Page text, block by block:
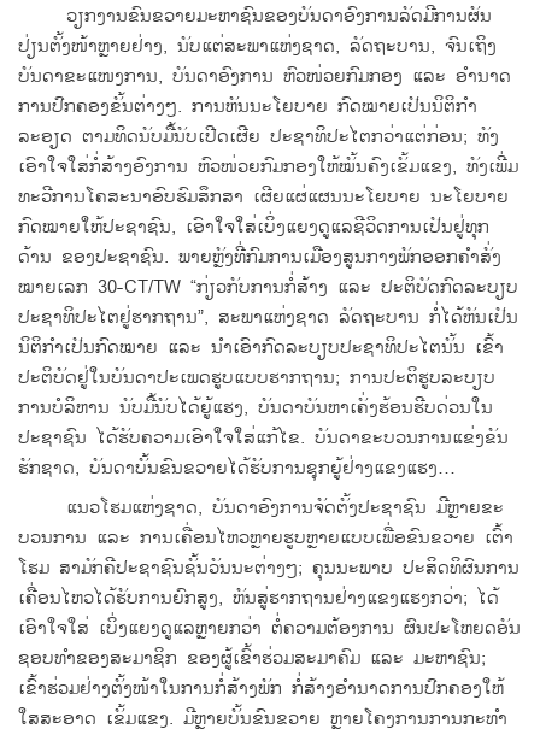
ວຽກ​ງານ​ຂົນຂວາຍ​ມະຫາຊົນ​ຂອງ​ບັນດາ​ອົງການ​ລັດມີ​ການ​ຜັນ​
ປ່ຽນ​ຕັ້ງໜ້າ​ຫຼາຍ​ຢ່າງ, ນັບ​ແຕ່​ສະພາ​ແຫ່ງ​ຊາດ, ລັດຖະບານ, ຈົນ​​ເຖິງ
ບັນດາ​ຂະ​ແໜງ​ການ, ບັນດາ​ອົງການ ຫົວໜ່ວຍກົມ​ກອງ ​ແລະ ອຳນາດ​
ການ​ປົກຄອງ​ຂັ້ນ​ຕ່າງໆ. ການ​ຫັນ​ນະ​ໂຍບາຍ ກົດໝາຍ​ເປັນ​ນິຕິ​ກຳ
ລະອຽດ ຕາມ​ທິດ​ນັບ​ມື້​ນັບ​​ເປີດ​ເຜີຍ ປະຊາທິປະ​ໄຕ​ກວ່າ​​ແຕ່​ກ່ອນ; ທັງ​
ເອົາ​ໃຈ​ໃສ່​ກໍ່ສ້າງ​ອົງການ ຫົວໜ່ວຍກົມ​ກອງ​ໃຫ້​ໝັ້ນຄົງເຂັ້ມ​ແຂງ, ທັງ​ເພີ່ມ​
ທະວີ​ການ​ໂຄສະນາ​ອົບຮົມ​ສຶກສາ ​ເຜີຍ​ແຜ່​ແຜນ​ນະ​ໂຍບາຍ ນະ​ໂຍບາຍ
ກົດໝາຍ​ໃຫ້​ປະຊາຊົນ, ​ເອົາ​ໃຈ​ໃສ່​ເບິ່ງ​ແຍງ​ດູ​ແລ​ຊີວິດ​ການ​ເປັນ​ຢູ່​ທຸກ
ດ້ານ ​ຂອງ​ປະຊາຊົນ. ພາຍຫຼັງ​ທີ່​ກົມ​ການ​ເມືອງ​ສູນ​ກາງ​ພັກ​ອອກ​ຄຳ​ສັ່ງ​
ໝາຍ​​ເລກ 30-CT/TW “ກ່ຽວ​ກັບ​ການ​ກໍ່ສ້າງ ​ແລະ ປະຕິບັດ​ກົດ​ລະບຽບ​
ປະຊາທິປະ​ໄຕ​ຢູ່​ຮາກ​ຖານ”, ສະພາ​ແຫ່ງ​ຊາດ ລັດຖະບານ ກໍ່​ໄດ້​ຫັນ​ເປັນ​
ນິຕິ​ກຳ​ເປັນ​ກົດໝາຍ ​ແລະ ນຳ​ເອົາ​ກົດ​ລະບຽບ​ປະຊາທິປະ​ໄຕ​ນັ້ນ ​ເຂົ້າ​
ປະຕິບັດ​ຢູ່​ໃນ​ບັນດາ​ປະ​ເພດ​ຮູບ​ແບບ​ຮາກ​ຖານ; ການປະຕິ​ຮູບ​ລະບຽບ
ການ​ບໍລິຫານ ນັບ​ມື້​ນັບ​ໄດ້​ຍູ້​ແຮງ, ບັນດາ​ບັນຫາເຄັ່ງຮ້ອນ​ຮີບ​ດ່ວນ​ໃນ​
ປະຊາຊົນ ​ໄດ້​ຮັບ​ຄວາມ​ເອົາ​ໃຈ​ໃສ່​ແກ້​ໄຂ. ບັນດາ​ຂະ​ບວນການ​ແຂ່ງຂັນ​
ຮັກ​ຊາດ, ບັນດາ​ບັ້ນ​ຂົນຂວາຍ​ໄດ້​ຮັບ​ການ​ຊຸກຍູ້​ຢ່າງ​ແຂງ​ແຮງ…
​ແນວ​ໂຮມ​ແຫ່ງ​ຊາດ, ບັນດາ​ອົງການ​ຈັດ​ຕັ້ງປະຊາຊົນ ​​ມີ​ຫຼາຍ​ຂະ​
ບວນການ ​ແລະ ​ການ​ເຄື່ອນ​ໄຫວຫຼາຍຮູບຫຼາຍ​ແບບ​ເພື່ອ​ຂົນຂວາຍ ​ເຕົ້າ​
ໂຮມ ສາມັກຄີ​ປະຊາຊົນຊັ້ນ​ວັນນະ​ຕ່າງໆ; ຄຸນ​ນະພາ​ບ ປະສິດທິ​ຜົນ​ການ​
ເຄື່ອນ​ໄຫວ​ໄດ້​ຮັບ​ການ​ຍົກ​ສູງ, ຫັນ​ສູ່​ຮາກ​ຖານ​ຢ່າງ​ແຂງ​ແຮງ​ກວ່າ; ​​ໄດ້
ເອົາ​ໃຈ​ໃສ່ ​ເບິ່ງ​ແຍງ​ດູ​ແລຫຼາຍ​ກວ່າ ຕໍ່​ຄວາມ​ຕ້ອງການ ຜົນ​ປະ​ໂຫຍ​ດອັນ​
ຊອບ​ທຳ​ຂອງ​ສະມາຊິກ ຂອງ​ຜູ້​ເຂົ້າ​ຮ່ວມສະມາ​ຄົມ ​ແລະ ມະຫາຊົນ; ​
ເຂົ້າ​ຮ່ວມ​ຢ່າງ​ຕັ້ງໜ້າ​ໃນ​ການກໍ່ສ້າງ​ພັກ ກໍ່ສ້າງ​ອຳນາດ​ການ​ປົກຄອງ​​ໃຫ້
ໃສສະອາດ ​ເຂັ້ມ​ແຂງ. ມີ​ຫຼາຍ​ບັ້ນ​ຂົນຂວາຍ ​ຫຼາຍໂຄງການ​ການ​ກະທຳ